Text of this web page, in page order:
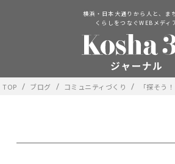
横浜・日本大通りから人と、ま
くらしをつなぐWEBメディ
TOP ブログ コミュニティづくり 「探そう